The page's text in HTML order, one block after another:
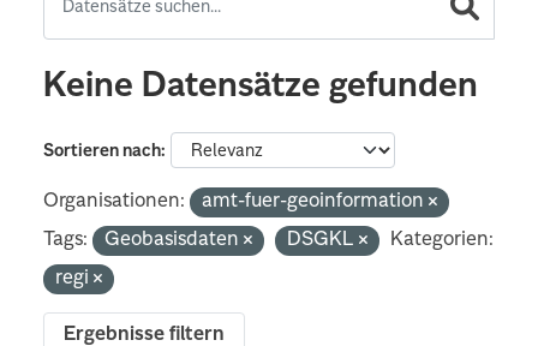
Keine Datensätze gefunden
Sortieren nach
Organisationen:
amt-fuer-geoinformation
Tags:
Geobasisdaten DSGKL
Kategorien:
regi
Ergebnisse filtern